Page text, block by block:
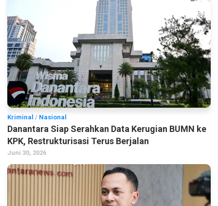
Kriminal / Nasional
Danantara Siap Serahkan Data Kerugian BUMN ke
KPK, Restrukturisasi Terus Berjalan
Juni 30, 2026